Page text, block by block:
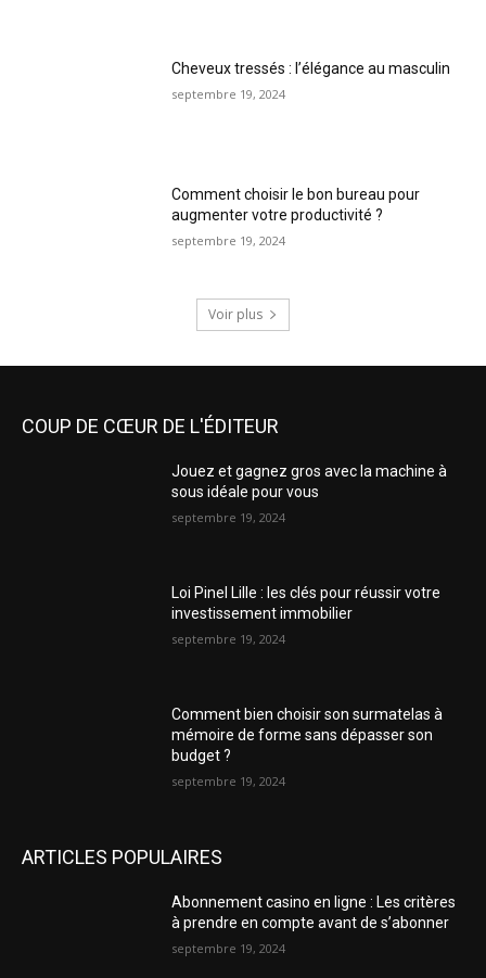
Cheveux tressés : l’élégance au masculin
septembre 19, 2024
Comment choisir le bon bureau pour
augmenter votre productivité ?
septembre 19, 2024
Voir plus
COUP DE CŒUR DE L'ÉDITEUR
Jouez et gagnez gros avec la machine à
sous idéale pour vous
septembre 19, 2024
Loi Pinel Lille : les clés pour réussir votre
investissement immobilier
septembre 19, 2024
Comment bien choisir son surmatelas à
mémoire de forme sans dépasser son
budget ?
septembre 19, 2024
ARTICLES POPULAIRES
Abonnement casino en ligne : Les critères
à prendre en compte avant de s’abonner
septembre 19, 2024